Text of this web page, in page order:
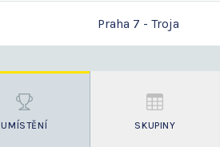
Praha 7 - Troja
UMÍSTĚNÍ SKUPINY